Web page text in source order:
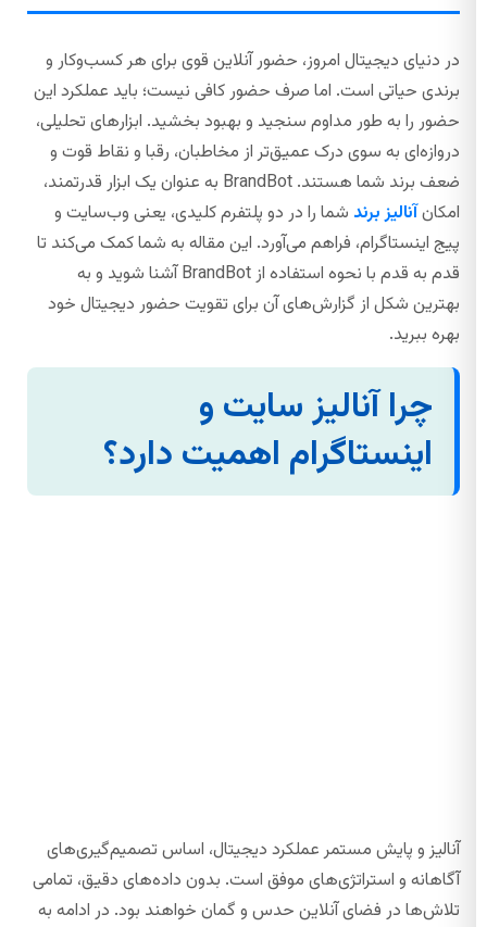
در دنیای دیجیتال امروز، حضور آنلاین قوی برای هر کسب‌وکار و
برندی حیاتی است. اما صرف حضور کافی نیست؛ باید عملکرد این
حضور را به طور مداوم سنجید و بهبود بخشید. ابزارهای تحلیلی،
دروازه‌ای به سوی درک عمیق‌تر از مخاطبان، رقبا و نقاط قوت و
ضعف برند شما هستند. BrandBot به عنوان یک ابزار قدرتمند،
امکانآنالیز برند شما را در دو پلتفرم کلیدی، یعنی وب‌سایت و
پیج اینستاگرام، فراهم می‌آورد. این مقاله به شما کمک می‌کند تا
قدم به قدم با نحوه استفاده از BrandBot آشنا شوید و به
بهترین شکل از گزارش‌های آن برای تقویت حضور دیجیتال خود
بهره ببرید.
چرا آنالیز سایت و
اینستاگرام اهمیت دارد؟
آنالیز و پایش مستمر عملکرد دیجیتال، اساس تصمیم‌گیری‌های
آگاهانه و استراتژی‌های موفق است. بدون داده‌های دقیق، تمامی
تلاش‌ها در فضای آنلاین حدس و گمان خواهند بود. در ادامه به